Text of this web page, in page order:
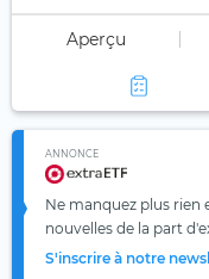
Aperçu
ANNONCE
Ne manquez plus rien
nouvelles de la part
S'inscrire à notre